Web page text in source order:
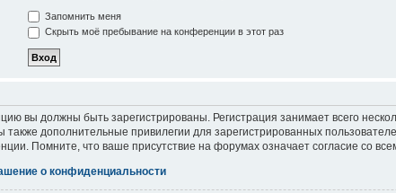
Запомнить меня
Скрыть моё пребывание на конференции в этот раз
вы должны быть зарегистрированы. Регистрация занимает всего
также дополнительные привилегии для зарегистрированных
Помните, что ваше присутствие на форумах означает согласие со
о конфиденциальности